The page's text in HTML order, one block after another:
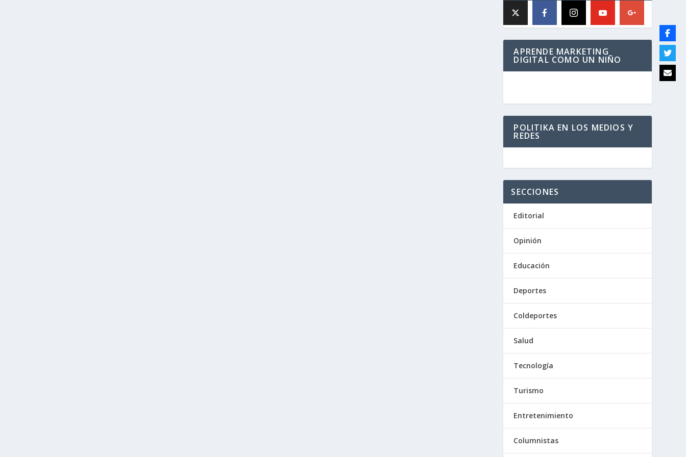
APRENDE MARKETING
DIGITAL COMO UN NIÑO
POLITIKA EN LOS MEDIOS Y
REDES
SECCIONES
Editorial
Opinión
Educación
Deportes
Coldeportes
Salud
Tecnología
Turismo
Entretenimiento
Columnistas